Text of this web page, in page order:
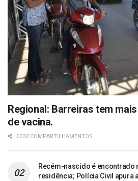
Regional: Barreiras tem
de vacina.
6032 COMPARTILHAMENTOS
Recém-nascido é encontrado
residência; Polícia Civil apura